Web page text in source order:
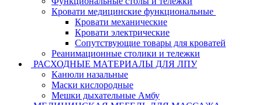
Кровати медицинские функциональные
Кровати механические
Кровати электрические
Сопутствующие товары для кроватей
Реанимационные столики и тележки
РАСХОДНЫЕ МАТЕРИАЛЫ ДЛЯ ЛПУ
Канюли назальные
Маски кислородные
Мешки дыхательные Амбу